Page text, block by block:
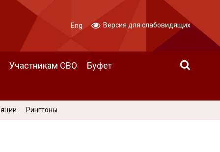
Участникам СВО
Буфет
Eng Версия для слабовидящих
Рингтоны